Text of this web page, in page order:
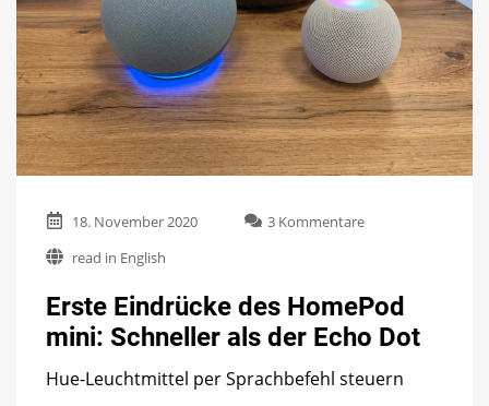
18. November 2020 3 Kommentarezu
HomePod
mini:
Schneller
der
read in English
Erste Eindrücke des HomePod
mini: Schneller als der Echo Dot
Hue-Leuchtmittel per Sprachbefehl steuern